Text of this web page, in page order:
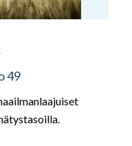
49